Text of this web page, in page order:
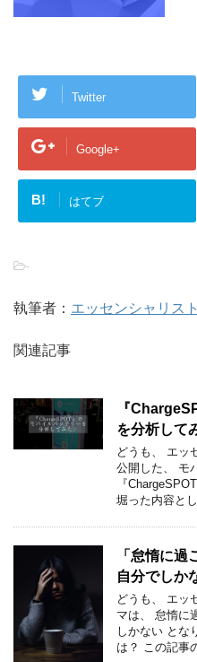
Twitter
Google+
B! はてブ
-
執筆者： エッセンシャリス
関連記事
『
を分析して
どうも、 エッ
公開した、 モ
『
堀った内容と
「怠惰に過
自分でしか
どうも、 ​​エッ
マは、 怠惰に
しかない ​​とな
は？ この記事